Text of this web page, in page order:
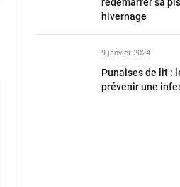
hivernage
9 janvier 2024
Punaises de lit :
prévenir une